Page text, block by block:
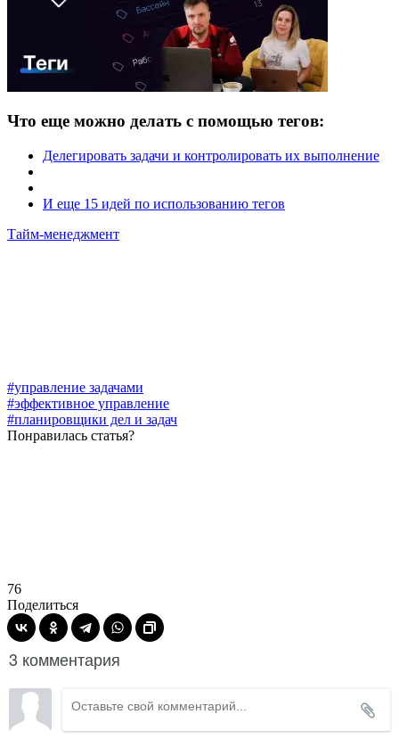
Что еще можно делать с помощью тегов:
Делегировать задачи и контролировать их выполнение
И еще 15 идей по использованию тегов
Тайм-менеджмент
#управление задачами
#эффективное управление
#планировщики дел и задач
Понравилась статья?
76
Поделиться
3 комментария